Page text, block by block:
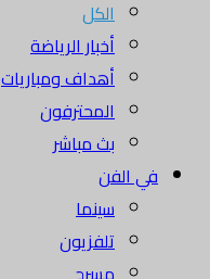
الكل
أخبار الرياضة
أهداف ومباريات
المحترفون
بث مباشر
في الفن
سينما
تلفزيون